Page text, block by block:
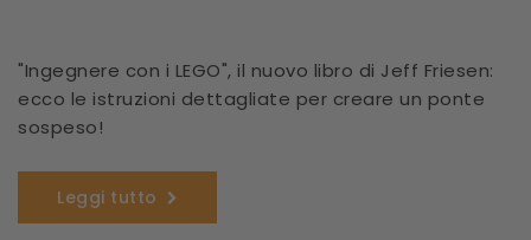
"Ingegnere con i LEGO", il nuovo libro di Jeff Friesen:
ecco le istruzioni dettagliate per creare un ponte
sospeso!
Leggi tutto